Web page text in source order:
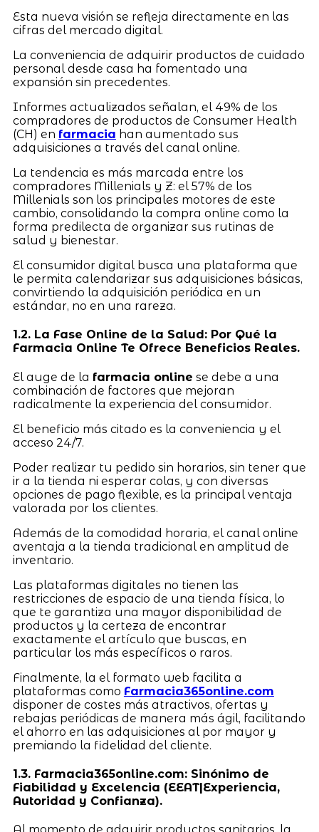
Esta nueva visión se refleja directamente en las
cifras del mercado digital.
La conveniencia de adquirir productos de cuidado
personal desde casa ha fomentado una
expansión sin precedentes.
Informes actualizados señalan, el 49% de los
compradores de productos de Consumer Health
(CH) en farmacia han aumentado sus
adquisiciones a través del canal online.
La tendencia es más marcada entre los
compradores Millenials y Z: el 57% de los
Millenials son los principales motores de este
cambio, consolidando la compra online como la
forma predilecta de organizar sus rutinas de
salud y bienestar.
El consumidor digital busca una plataforma que
le permita calendarizar sus adquisiciones básicas,
convirtiendo la adquisición periódica en un
estándar, no en una rareza.
1.2. La Fase Online de la Salud: Por Qué la
Farmacia Online Te Ofrece Beneficios Reales.
El auge de la farmacia online se debe a una
combinación de factores que mejoran
radicalmente la experiencia del consumidor.
El beneficio más citado es la conveniencia y el
acceso 24/7.
Poder realizar tu pedido sin horarios, sin tener que
ir a la tienda ni esperar colas, y con diversas
opciones de pago flexible, es la principal ventaja
valorada por los clientes.
Además de la comodidad horaria, el canal online
aventaja a la tienda tradicional en amplitud de
inventario.
Las plataformas digitales no tienen las
restricciones de espacio de una tienda física, lo
que te garantiza una mayor disponibilidad de
productos y la certeza de encontrar
exactamente el artículo que buscas, en
particular los más específicos o raros.
Finalmente, la el formato web facilita a
plataformas como Farmacia365online.com
disponer de costes más atractivos, ofertas y
rebajas periódicas de manera más ágil, facilitando
el ahorro en las adquisiciones al por mayor y
premiando la fidelidad del cliente.
1.3. Farmacia365online.com: Sinónimo de
Fiabilidad y Excelencia (EEAT|Experiencia,
Autoridad y Confianza).